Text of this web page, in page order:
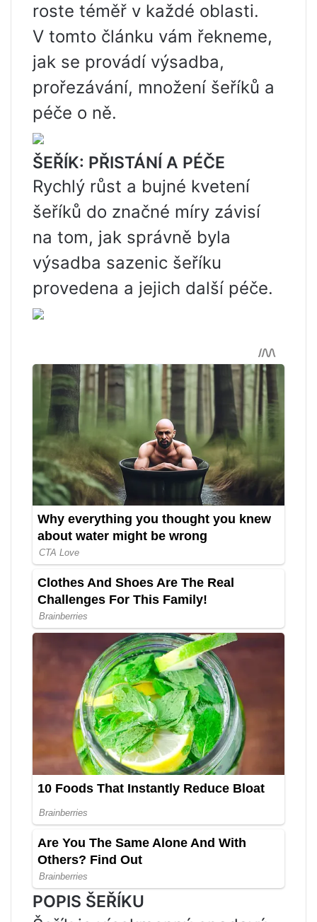
roste téměř v každé oblasti.
V tomto článku vám řekneme,
jak se provádí výsadba,
prořezávání, množení šeříků a
péče o ně.
ŠEŘÍK: PŘISTÁNÍ A PÉČE
Rychlý růst a bujné kvetení
šeříků do značné míry závisí
na tom, jak správně byla
výsadba sazenic šeříku
provedena a jejich další péče.
POPIS ŠEŘÍKU